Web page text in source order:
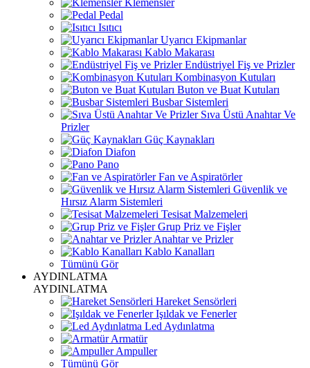
Klemensler
Pedal
Isıtıcı
Uyarıcı Ekipmanlar
Kablo Makarası
Endüstriyel Fiş ve Prizler
Kombinasyon Kutuları
Buton ve Buat Kutuları
Busbar Sistemleri
Sıva Üstü Anahtar Ve
Prizler
Güç Kaynakları
Diafon
Pano
Fan ve Aspiratörler
Güvenlik ve
Hırsız Alarm Sistemleri
Tesisat Malzemeleri
Grup Priz ve Fişler
Anahtar ve Prizler
Kablo Kanalları
Tümünü Gör
AYDINLATMA
AYDINLATMA
Hareket Sensörleri
Işıldak ve Fenerler
Led Aydınlatma
Armatür
Ampuller
Tümünü Gör